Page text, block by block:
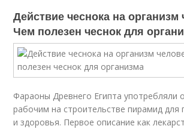
Действие чеснока на организм
Чем полезен чеснок для
Фараоны Древнего Египта употребляли
рабочим на строительстве пирамид для
и здоровья. Первое описание как